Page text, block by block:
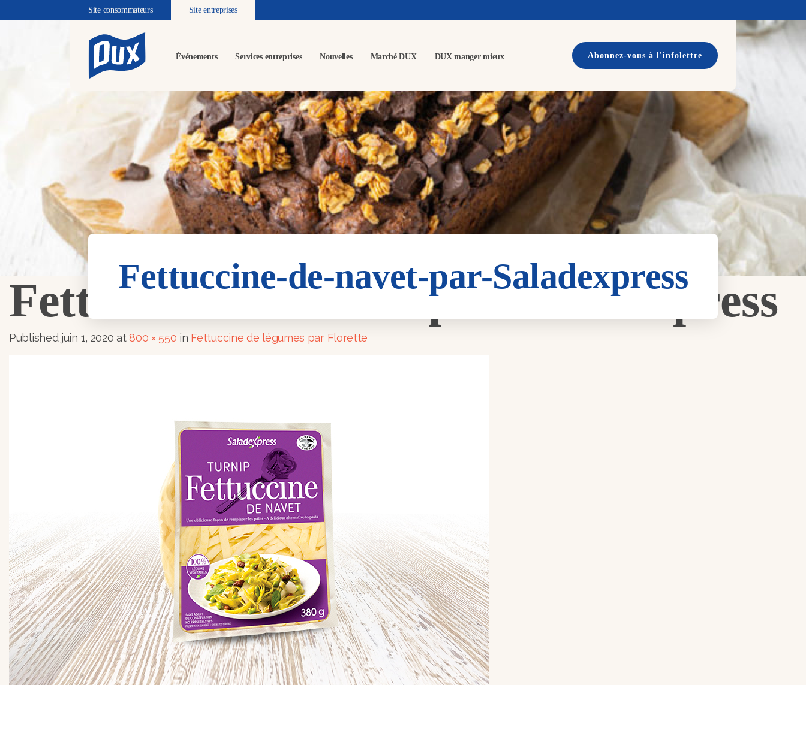
Site consommateurs Site entreprises
Événements Services entreprises Nouvelles Marché DUX DUX manger mieux Abonnez-vous à l'infolettre
Fettuccine-de-navet-par-Saladexpress
Fettuccine-de-navet-par-Saladexpress
Published juin 1, 2020 at800 × 550 in Fettuccine de légumes par Florette